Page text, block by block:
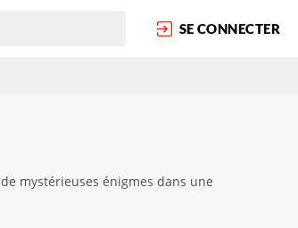
SE CONNECTER
mystérieuses énigmes dans une